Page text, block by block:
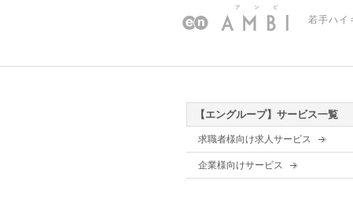
若手ハイ
【エングループ】サービス一覧
求職者様向け求人サービス
企業様向けサービス